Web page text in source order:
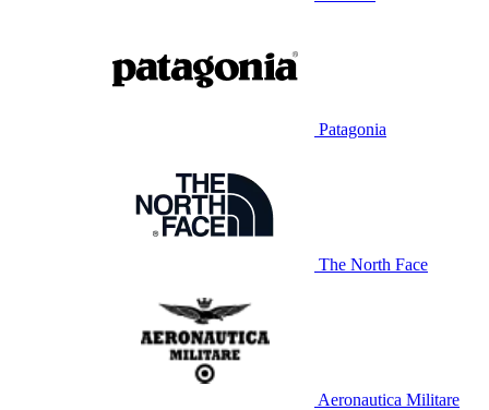
Patagonia
The North Face
Aeronautica Militare